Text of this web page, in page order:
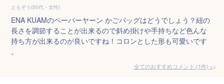
ともぞう(50代・女性)
ENA KUAMのペーパーヤーン かごバッグはどうでしょう？紐の
長さを調節することが出来るので斜め掛けや手持ちなど色んな
持ち方が出来るのが良いですね！コロンとした形も可愛いです
。
全てのおすすめコメント (1件) >